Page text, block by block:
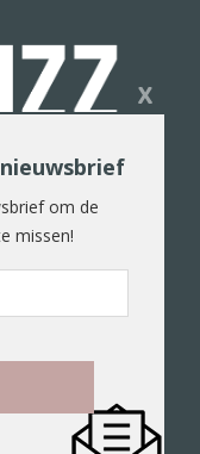
beeld
X
om de
missen!